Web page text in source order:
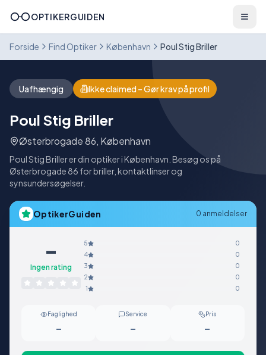
OPTIKERGUIDEN
Forside Find Optiker København Poul Stig Briller
Uafhængig Ikke claimed – Gør krav på profil
Poul Stig Briller
Østerbrogade 86, København
Poul Stig Briller er din optiker i København. Besøg os på
Østerbrogade 86 for briller, kontaktlinser og
synsundersøgelser.
OptikerGuiden 0 anmeldelser
-
Ingen rating
5
0
4
0
3
0
2
0
1
0
Faglighed
-
Service
-
Pris
-